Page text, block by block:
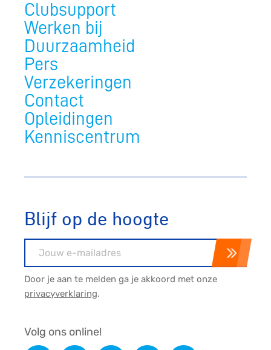
Clubsupport
Werken bij
Duurzaamheid
Pers
Verzekeringen
Contact
Opleidingen
Kenniscentrum
Blijf op de hoogte
Door je aan te melden ga je akkoord met onze
privacyverklaring.
Volg ons online!